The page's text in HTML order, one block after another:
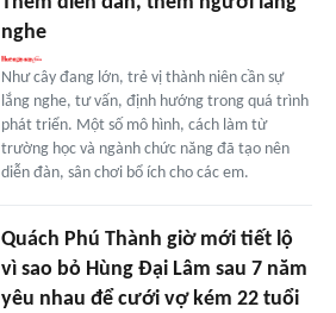
nghe
Như cây đang lớn, trẻ vị thành niên cần sự
lắng nghe, tư vấn, định hướng trong quá trình
phát triển. Một số mô hình, cách làm từ
trường học và ngành chức năng đã tạo nên
diễn đàn, sân chơi bổ ích cho các em.
Quách Phú Thành giờ mới tiết lộ
vì sao bỏ Hùng Đại Lâm sau 7 năm
yêu nhau để cưới vợ kém 22 tuổi